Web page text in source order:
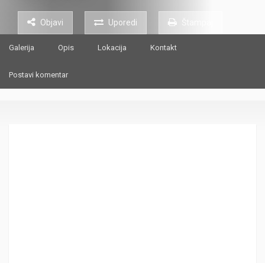
Objavi Uporedi
Galerija Opis Lokacija Kontakt
Postavi komentar